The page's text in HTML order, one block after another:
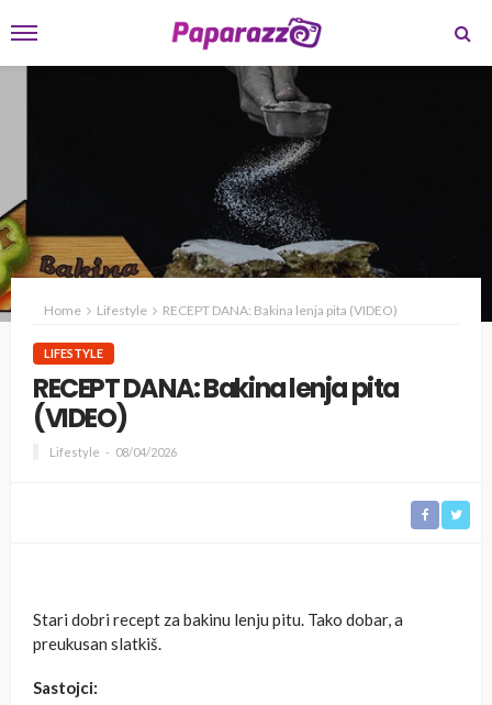
Home Lifestyle RECEPT DANA: Bakina lenja pita (VIDEO)
LIFESTYLE
RECEPT DANA: Bakina lenja pita
(VIDEO)
Lifestyle 08/04/2026
Stari dobri recept za bakinu lenju pitu. Tako dobar, a
preukusan slatkiš.
Sastojci: